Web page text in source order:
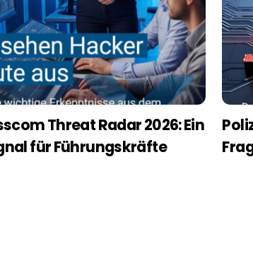
Threat Radar 2026: Ein
für Führungskräfte